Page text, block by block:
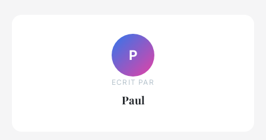
P
ECRIT PAR
Paul